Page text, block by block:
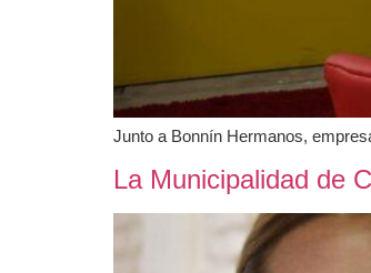
Junto a Bonnín Hermanos,
La Municipalidad de